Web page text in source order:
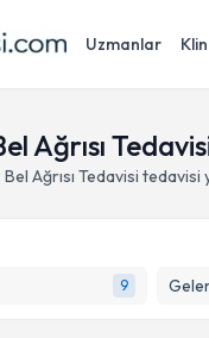
Uzmanlar
Ağrısı
Ağrısı Tedavisi tedavisi
9